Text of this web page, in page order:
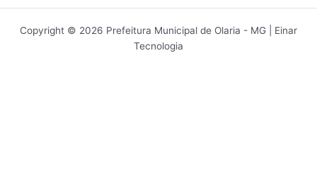
Copyright © 2026 Prefeitura Municipal de Olaria - MG | Einar
Tecnologia